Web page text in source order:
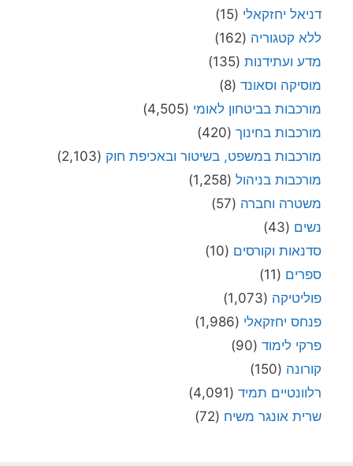
דניאל יחזקאלי (15)
ללא קטגוריה (162)
מדע ועתידנות (135)
מוסיקה וסאונד (8)
מורכבות בביטחון לאומי (4,505)
מורכבות בחינוך (420)
מורכבות במשפט, בשיטור ובאכיפת חוק (2,103)
מורכבות בניהול (1,258)
משטרה וחברה (57)
נשים (43)
סדנאות וקורסים (10)
ספרים (11)
פוליטיקה (1,073)
פנחס יחזקאלי (1,986)
פרקי לימוד (90)
קורונה (150)
רלוונטיים תמיד (4,091)
שרית אונגר משיח (72)